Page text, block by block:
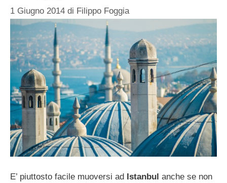
1 Giugno 2014 di Filippo Foggia
E’ piuttosto facile muoversi ad Istanbul anche se non